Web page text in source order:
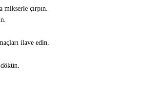
mikserle çırpın.
ilave edin.
dökün.